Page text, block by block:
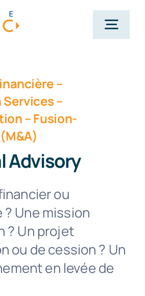
sommes-nous ?
Nos métiers
Carrière
Contact
–
–
– Fusion-
Advisory
ou
Une mission
? Un projet
ou de cession ? Un
en levée de